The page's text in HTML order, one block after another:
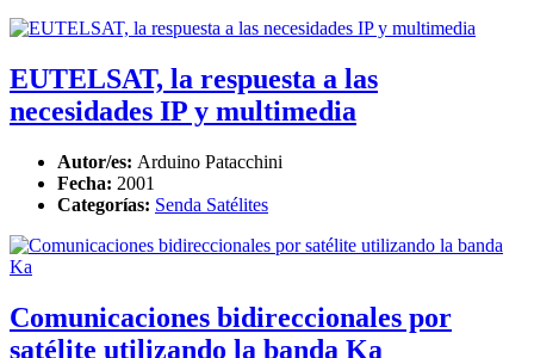
EUTELSAT, la respuesta a las
necesidades IP y multimedia
Autor/es: Arduino Patacchini
Fecha: 2001
Categorías: Senda Satélites
Comunicaciones bidireccionales por
satélite utilizando la banda Ka